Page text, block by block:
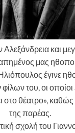
Αλεξάνδρεια και
μας
έγινε
του, οι οποίοι
στο θέατρο»,
της παρέας.
σχολή του